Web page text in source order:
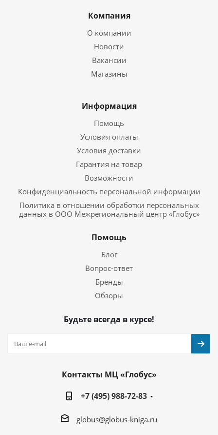
Компания
О компании
Новости
Вакансии
Магазины
Информация
Помощь
Условия оплаты
Условия доставки
Гарантия на товар
Возможности
Конфиденциальность персональной информации
Политика в отношении обработки персональных
данных в ООО Межрегиональный центр «Глобус»
Помощь
Блог
Вопрос-ответ
Бренды
Обзоры
Будьте всегда в курсе!
Контакты МЦ «Глобус»
+7 (495) 988-72-83
globus@globus-kniga.ru